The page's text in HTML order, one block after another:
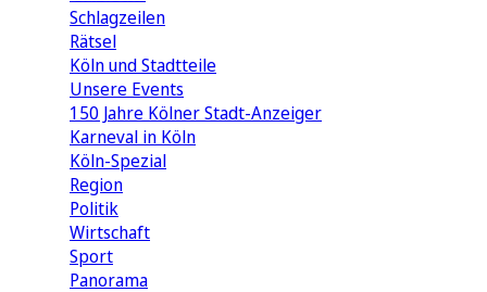
Schlagzeilen
Rätsel
Köln und Stadtteile
Unsere Events
150 Jahre Kölner Stadt-Anzeiger
Karneval in Köln
Köln-Spezial
Region
Politik
Wirtschaft
Sport
Panorama